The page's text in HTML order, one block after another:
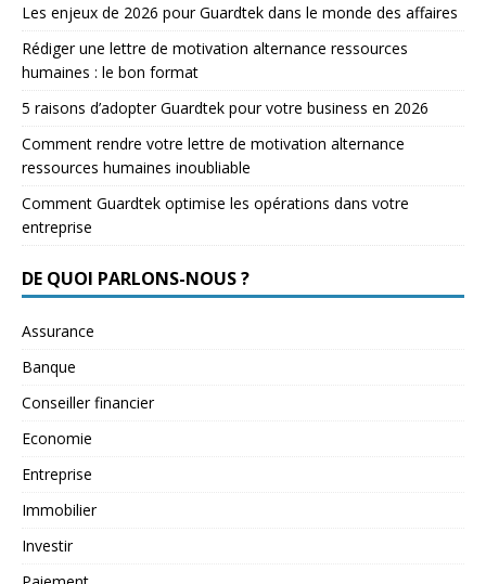
Les enjeux de 2026 pour Guardtek dans le monde des affaires
Rédiger une lettre de motivation alternance ressources
humaines : le bon format
5 raisons d’adopter Guardtek pour votre business en 2026
Comment rendre votre lettre de motivation alternance
ressources humaines inoubliable
Comment Guardtek optimise les opérations dans votre
entreprise
DE QUOI PARLONS-NOUS ?
Assurance
Banque
Conseiller financier
Economie
Entreprise
Immobilier
Investir